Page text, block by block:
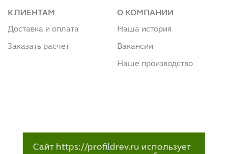
КЛИЕНТАМ
Доставка и оплата
Заказать расчет
О КОМПАНИИ
Наша история
Вакансии
Наше производство
Сайт https://profildrev.ru использует